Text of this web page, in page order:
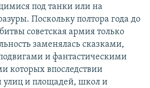
под танки или на
Поскольку полтора года до
советская армия только
заменялась сказками,
и фантастическими
которых впоследствии
улиц и площадей, школ и